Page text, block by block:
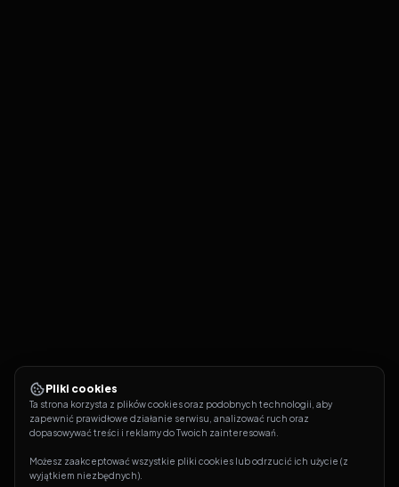
Pliki cookies
Ta strona korzysta z plików cookies oraz podobnych technologii, aby
zapewnić prawidłowe działanie serwisu, analizować ruch oraz
dopasowywać treści i reklamy do Twoich zainteresowań.
Możesz zaakceptować wszystkie pliki cookies lub odrzucić ich użycie (z
wyjątkiem niezbędnych).